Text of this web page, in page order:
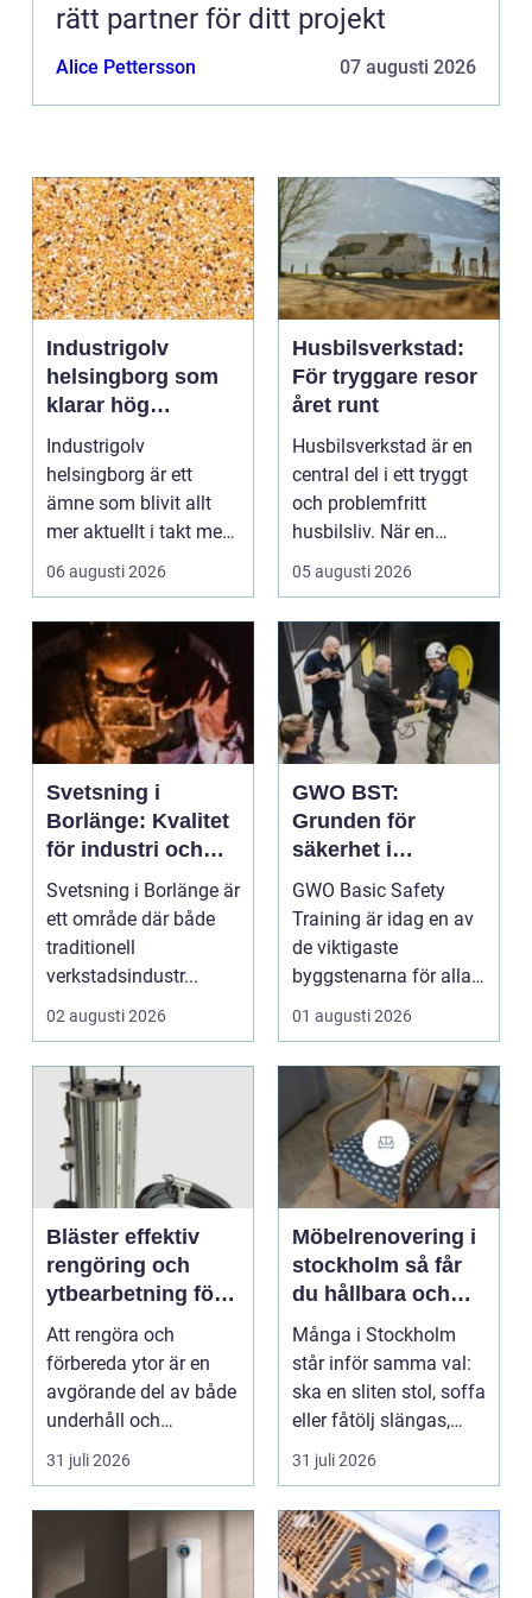
rätt partner för ditt projekt
Alice Pettersson 07 augusti 2026
Industrigolv
helsingborg som
klarar hög
belastning och
tuffa krav
Industrigolv
helsingborg är ett
ämne som blivit allt
mer aktuellt i takt med
att fler verksamheter
06 augusti 2026
Husbilsverkstad:
För tryggare resor
året runt
Husbilsverkstad är en
central del i ett tryggt
och problemfritt
husbilsliv. När en
husbil ...
05 augusti 2026
Svetsning i
Borlänge: Kvalitet
för industri och
konstruktion
Svetsning i Borlänge är
ett område där både
traditionell
verkstadsindustr...
02 augusti 2026
GWO BST:
Grunden för
säkerhet i
vindkraftsbransch
en
GWO Basic Safety
Training är idag en av
de viktigaste
byggstenarna för alla
som vill arbet...
01 augusti 2026
Bläster effektiv
rengöring och
ytbearbetning för
proffs och
hantverkare
Att rengöra och
förbereda ytor är en
avgörande del av både
underhåll och
renovering. Färg, rost,
smu...
31 juli 2026
Möbelrenovering i
stockholm så får
du hållbara och
vackra möbler
Många i Stockholm
står inför samma val:
ska en sliten stol, soffa
eller fåtölj slängas,
säljas billi...
31 juli 2026